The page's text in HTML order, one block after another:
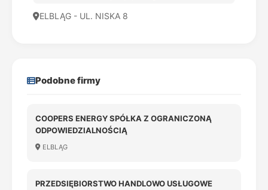
ELBLĄG - UL. NISKA 8
Podobne firmy
COOPERS ENERGY SPÓŁKA Z OGRANICZONĄ
ODPOWIEDZIALNOŚCIĄ
ELBLĄG
PRZEDSIĘBIORSTWO HANDLOWO USŁUGOWE